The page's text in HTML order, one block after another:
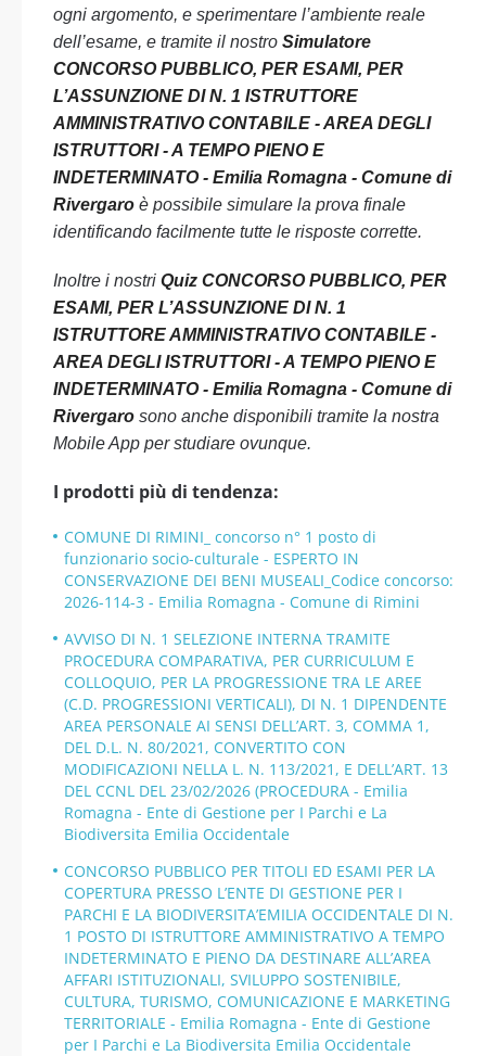
ogni argomento, e sperimentare l’ambiente reale
dell’esame, e tramite il nostro Simulatore
CONCORSO PUBBLICO, PER ESAMI, PER
L’ASSUNZIONE DI N. 1 ISTRUTTORE
AMMINISTRATIVO CONTABILE - AREA DEGLI
ISTRUTTORI - A TEMPO PIENO E
INDETERMINATO - Emilia Romagna - Comune di
Rivergaro è possibile simulare la prova finale
identificando facilmente tutte le risposte corrette.
Inoltre i nostri Quiz CONCORSO PUBBLICO, PER
ESAMI, PER L’ASSUNZIONE DI N. 1
ISTRUTTORE AMMINISTRATIVO CONTABILE -
AREA DEGLI ISTRUTTORI - A TEMPO PIENO E
INDETERMINATO - Emilia Romagna - Comune di
Rivergaro sono anche disponibili tramite la nostra
Mobile App per studiare ovunque.
I prodotti più di tendenza:
COMUNE DI RIMINI_ concorso n° 1 posto di
funzionario socio-culturale - ESPERTO IN
CONSERVAZIONE DEI BENI MUSEALI_Codice concorso:
2026-114-3 - Emilia Romagna - Comune di Rimini
AVVISO DI N. 1 SELEZIONE INTERNA TRAMITE
PROCEDURA COMPARATIVA, PER CURRICULUM E
COLLOQUIO, PER LA PROGRESSIONE TRA LE AREE
(C.D. PROGRESSIONI VERTICALI), DI N. 1 DIPENDENTE
AREA PERSONALE AI SENSI DELL’ART. 3, COMMA 1,
DEL D.L. N. 80/2021, CONVERTITO CON
MODIFICAZIONI NELLA L. N. 113/2021, E DELL’ART. 13
DEL CCNL DEL 23/02/2026 (PROCEDURA - Emilia
Romagna - Ente di Gestione per I Parchi e La
Biodiversita Emilia Occidentale
CONCORSO PUBBLICO PER TITOLI ED ESAMI PER LA
COPERTURA PRESSO L’ENTE DI GESTIONE PER I
PARCHI E LA BIODIVERSITA’EMILIA OCCIDENTALE DI N.
1 POSTO DI ISTRUTTORE AMMINISTRATIVO A TEMPO
INDETERMINATO E PIENO DA DESTINARE ALL’AREA
AFFARI ISTITUZIONALI, SVILUPPO SOSTENIBILE,
CULTURA, TURISMO, COMUNICAZIONE E MARKETING
TERRITORIALE - Emilia Romagna - Ente di Gestione
per I Parchi e La Biodiversita Emilia Occidentale